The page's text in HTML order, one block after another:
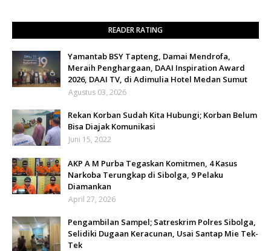
READER RATING
Yamantab BSY Tapteng, Damai Mendrofa,
Meraih Penghargaan, DAAI Inspiration Award
2026, DAAI TV, di Adimulia Hotel Medan Sumut
Agustus 03, 2026
Rekan Korban Sudah Kita Hubungi; Korban Belum
Bisa Diajak Komunikasi
Juni 15, 2022
AKP A M Purba Tegaskan Komitmen, 4 Kasus
Narkoba Terungkap di Sibolga, 9 Pelaku
Diamankan
April 27, 2026
Pengambilan Sampel; Satreskrim Polres Sibolga,
Selidiki Dugaan Keracunan, Usai Santap Mie Tek-
Tek